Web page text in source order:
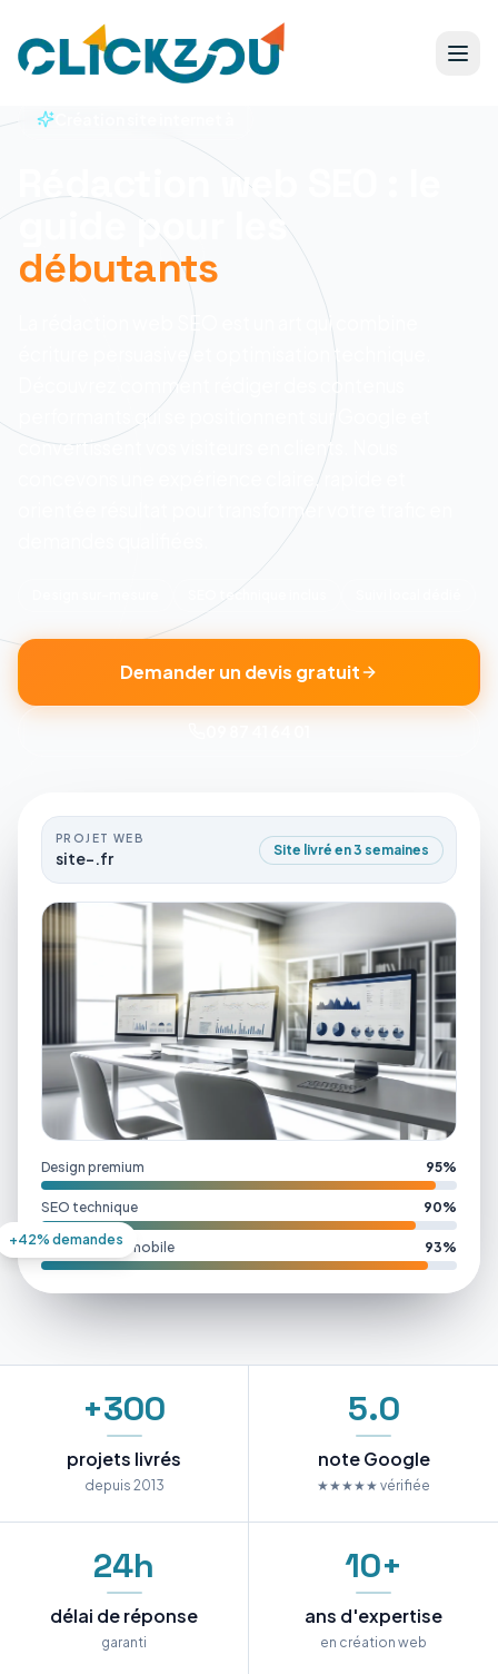
Rédaction web SEO : le
guide pour les
débutants
La rédaction web SEO est un art qui combine
écriture persuasive et optimisation technique.
Découvrez comment rédiger des contenus
performants qui se positionnent sur Google et
convertissent vos visiteurs en clients.
concevons une expérience claire, rapide et
orientée résultat pour transformer votre trafic en
SEO technique inclus
Demander un devis gratuit
PROJET WEB
site-.fr Site livré en 3 semaines
Design premium 95%
SEO technique 90%
Performance mobile 93%
+42% demandes
+300
projets livrés
depuis 2013
5.0
note Google
★★★★★ vérifiée
24h
délai de réponse
garanti
10+
ans d'expertise
en création web